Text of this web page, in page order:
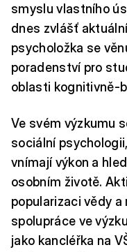
smyslu vlastního
dnes zvlášť
psycholožka se
poradenství pro
oblasti kognitivně-
Ve svém výzkumu
sociální
vnímají výkon a
osobním životě.
popularizaci vědy
spolupráce ve
jako kancléřka na